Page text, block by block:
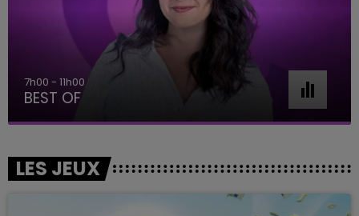
7h00 - 11h00
BEST OF
LES JEUX